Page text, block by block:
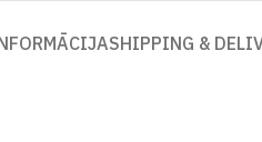
SHIPPING &